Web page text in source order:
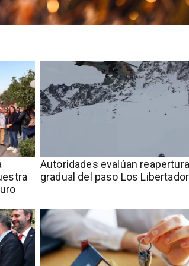
​​Autoridades evalúan reapertura
gradual del paso Los